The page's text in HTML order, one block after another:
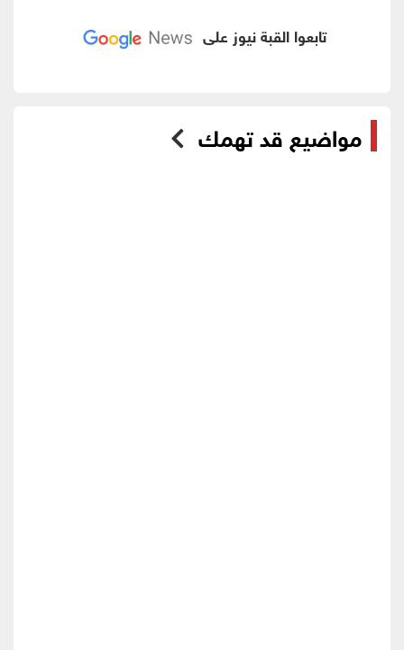
تابعوا القبة نيوز على
مواضيع قد تهمك